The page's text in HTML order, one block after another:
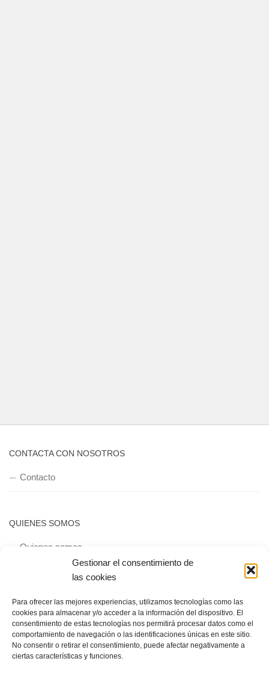
Gestionar el consentimiento de
las cookies
Para ofrecer las mejores experiencias, utilizamos tecnologías como las
cookies para almacenar y/o acceder a la información del dispositivo. El
consentimiento de estas tecnologías nos permitirá procesar datos como el
comportamiento de navegación o las identificaciones únicas en este sitio.
No consentir o retirar el consentimiento, puede afectar negativamente a
ciertas características y funciones.
CONTACTA CON NOSOTROS
Contacto
QUIENES SOMOS
Quienes somos
Política de privacidad